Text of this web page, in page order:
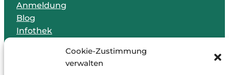
Cookie-Zustimmung
verwalten
Anmeldung
Blog
Infothek